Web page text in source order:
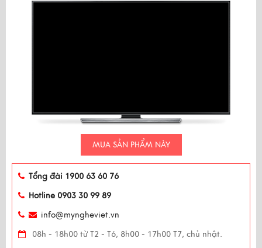
MUA SẢN PHẨM NÀY
Tổng đài 1900 63 60 76
Hotline 0903 30 99 89
info@myngheviet.vn
08h - 18h00 từ T2 - T6, 8h00 - 17h00 T7, chủ nhật.